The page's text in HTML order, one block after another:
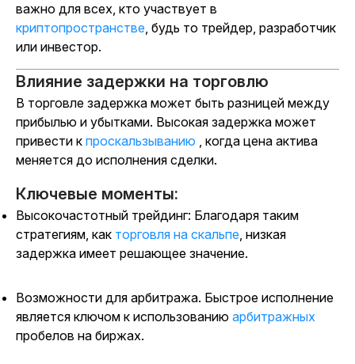
важно для всех, кто участвует в
криптопространстве, будь то трейдер, разработчик
или инвестор.
Влияние задержки на торговлю
В торговле задержка может быть разницей между
прибылью и убытками. Высокая задержка может
привести к проскальзыванию , когда цена актива
меняется до исполнения сделки.
Ключевые моменты:
Высокочастотный трейдинг: Благодаря таким
стратегиям, как торговля на скальпе, низкая
задержка имеет решающее значение.
Возможности для арбитража. Быстрое исполнение
является ключом к использованию арбитражных
пробелов на биржах.